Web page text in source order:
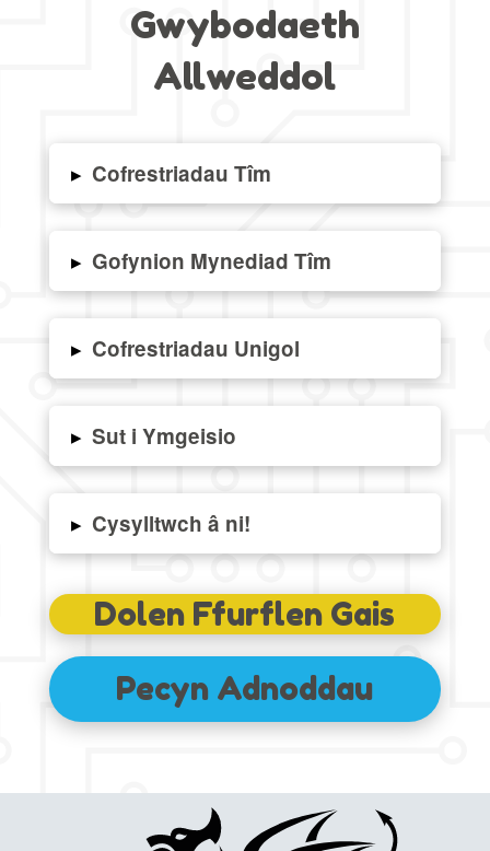
Gwybodaeth
Allweddol
▸ Cofrestriadau Tîm
▸ Gofynion Mynediad Tîm
▸ Cofrestriadau Unigol
▸ Sut i Ymgeisio
▸ Cysylltwch â ni!
Dolen Ffurflen Gais
Pecyn Adnoddau